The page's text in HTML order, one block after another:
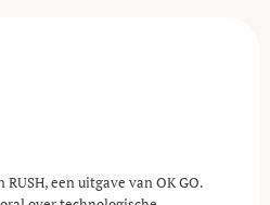
een uitgave van OK GO.